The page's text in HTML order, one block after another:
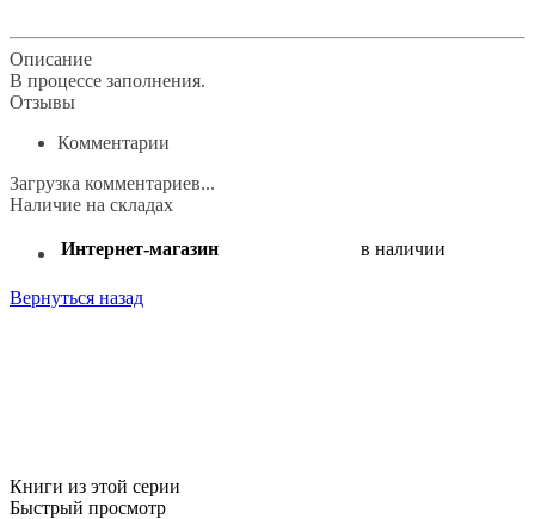
Описание
В процессе заполнения.
Отзывы
Комментарии
Загрузка комментариев...
Наличие на складах
Интернет-магазин в наличии
Вернуться назад
Книги из этой серии
Быстрый просмотр